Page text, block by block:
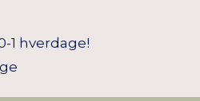
1 hverdage!